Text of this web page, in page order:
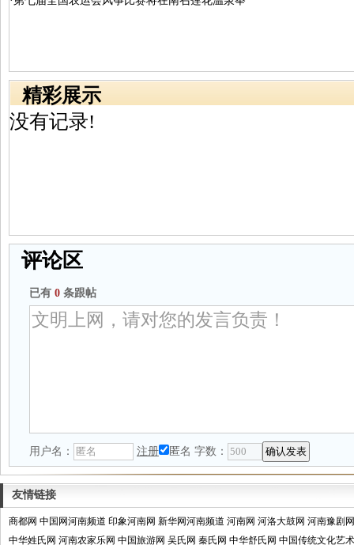
精彩展示
没有记录!
评论区
已有 0 条跟帖
用户名： 注册 匿名 字数：
友情链接
商都网 中国网河南频道 印象河南网 新华网河南频道 河南网 河洛大鼓网 河南豫剧网
中华姓氏网 河南农家乐网 中国旅游网 吴氏网 秦氏网 中华舒氏网 中国传统文化艺